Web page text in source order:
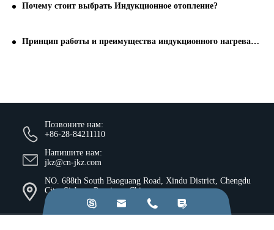
Почему стоит выбрать Индукционное отопление?
Принцип работы и преимущества индукционного нагревателя
Позвоните нам:
+86-28-84211110
Напишите нам:
jkz@cn-jkz.com
NO. 688th South Baoguang Road, Xindu District, Chengdu
City, Sichuan Province, China
   